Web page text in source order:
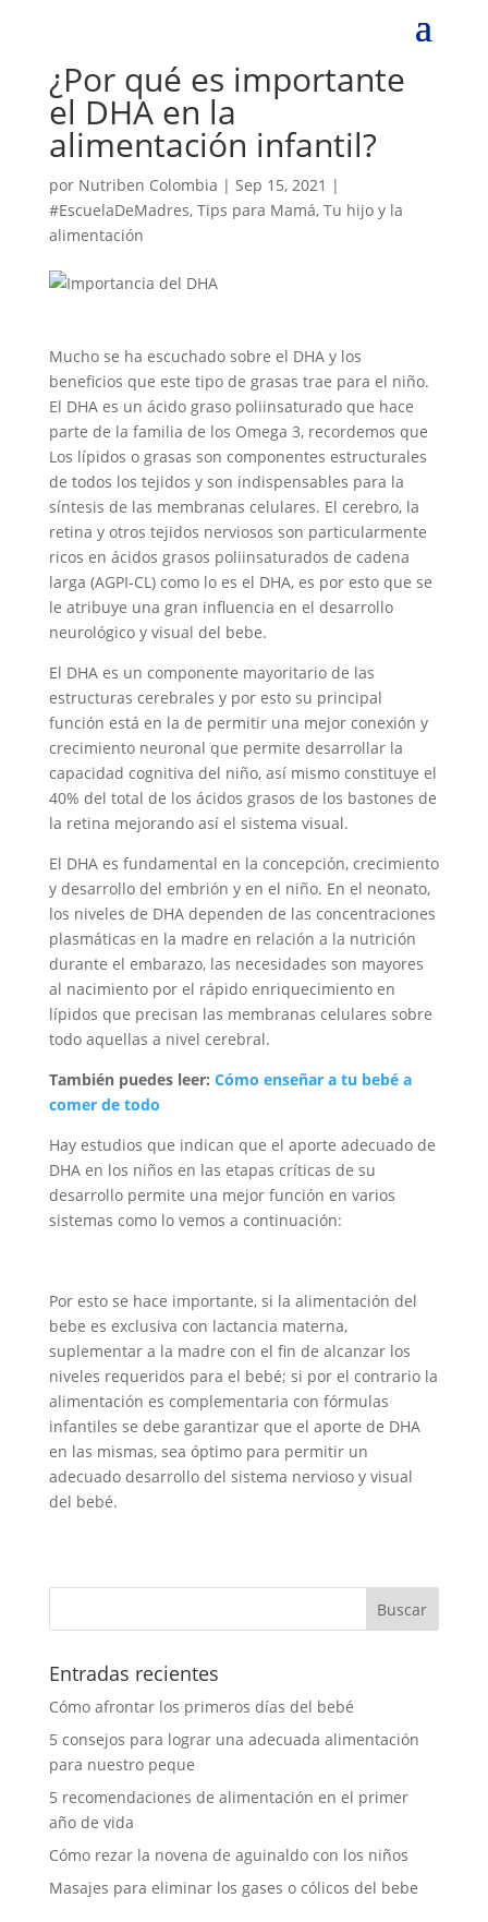
¿Por qué es importante
el DHA en la
alimentación infantil?
por Nutriben Colombia | Sep 15, 2021 |
#EscuelaDeMadres, Tips para Mamá, Tu hijo y la
alimentación
Mucho se ha escuchado sobre el DHA y los
beneficios que este tipo de grasas trae para el niño.
El DHA es un ácido graso poliinsaturado que hace
parte de la familia de los Omega 3, recordemos que
Los lípidos o grasas son componentes estructurales
de todos los tejidos y son indispensables para la
síntesis de las membranas celulares. El cerebro, la
retina y otros tejidos nerviosos son particularmente
ricos en ácidos grasos poliinsaturados de cadena
larga (AGPI-CL) como lo es el DHA, es por esto que se
le atribuye una gran influencia en el desarrollo
neurológico y visual del bebe.
El DHA es un componente mayoritario de las
estructuras cerebrales y por esto su principal
función está en la de permitir una mejor conexión y
crecimiento neuronal que permite desarrollar la
capacidad cognitiva del niño, así mismo constituye el
40% del total de los ácidos grasos de los bastones de
la retina mejorando así el sistema visual.
El DHA es fundamental en la concepción, crecimiento
y desarrollo del embrión y en el niño. En el neonato,
los niveles de DHA dependen de las concentraciones
plasmáticas en la madre en relación a la nutrición
durante el embarazo, las necesidades son mayores
al nacimiento por el rápido enriquecimiento en
lípidos que precisan las membranas celulares sobre
todo aquellas a nivel cerebral.
También puedes leer: Cómo enseñar a tu bebé a
comer de todo
Hay estudios que indican que el aporte adecuado de
DHA en los niños en las etapas críticas de su
desarrollo permite una mejor función en varios
sistemas como lo vemos a continuación:
Por esto se hace importante, si la alimentación del
bebe es exclusiva con lactancia materna,
suplementar a la madre con el fin de alcanzar los
niveles requeridos para el bebé; si por el contrario la
alimentación es complementaria con fórmulas
infantiles se debe garantizar que el aporte de DHA
en las mismas, sea óptimo para permitir un
adecuado desarrollo del sistema nervioso y visual
del bebé.
Entradas recientes
Cómo afrontar los primeros días del bebé
5 consejos para lograr una adecuada alimentación
para nuestro peque
5 recomendaciones de alimentación en el primer
año de vida
Cómo rezar la novena de aguinaldo con los niños
Masajes para eliminar los gases o cólicos del bebe